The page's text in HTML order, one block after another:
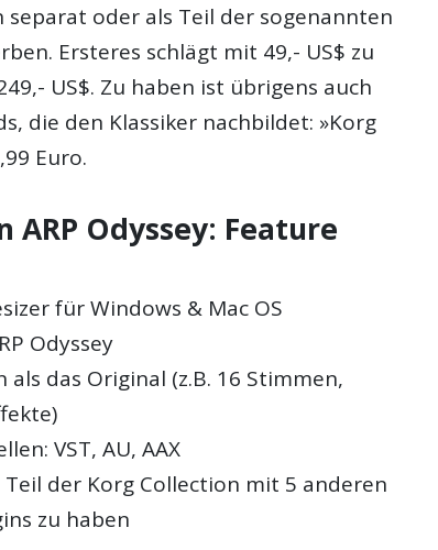
separat oder als Teil der sogenannten
Ersteres schlägt mit 49,- US$ zu
US$. Zu haben ist übrigens auch
die den Klassiker nachbildet: »Korg
Euro.
ARP Odyssey: Feature
für Windows & Mac OS
Odyssey
das Original (z.B. 16 Stimmen,
VST, AU, AAX
der Korg Collection mit 5 anderen
zu haben